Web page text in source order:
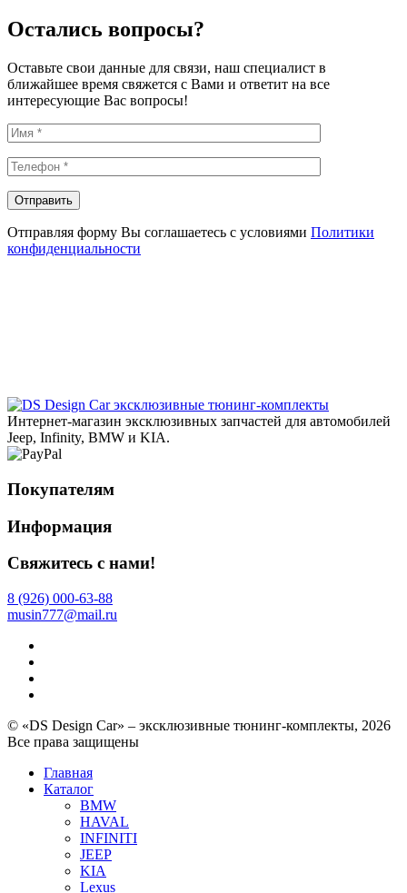
Остались вопросы?
Оставьте свои данные для связи, наш специалист в
ближайшее время свяжется с Вами и ответит на все
интересующие Вас вопросы!
Отправляя форму Вы соглашаетесь с условиями Политики
конфиденциальности
эксклюзивные тюнинг-комплекты
Интернет-магазин эксклюзивных запчастей для автомобилей
Jeep, Infinity, BMW и KIA.
Покупателям
Информация
Свяжитесь с нами!
8 (926) 000-63-88
musin777@mail.ru
© «DS Design Car» – эксклюзивные тюнинг-комплекты, 2026
Все права защищены
Главная
Каталог
BMW
HAVAL
INFINITI
JEEP
KIA
Lexus